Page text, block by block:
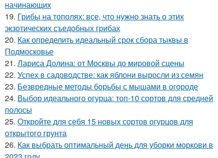
начинающих
19. Грибы на тополях: все, что нужно знать о этих
экзотических съедобных грибах
20. Как определить идеальный срок сбора тыквы в
Подмосковье
21. Лариса Долина: от Москвы до мировой сцены
22. Успех в садоводстве: как яблони выросли из семян
23. Безвредные методы борьбы с мышами в огороде
24. Выбор идеального огурца: топ-10 сортов для средней
полосы
25. Откройте для себя 15 новых сортов огурцов для
открытого грунта
26. Как выбрать оптимальный день для уборки моркови в